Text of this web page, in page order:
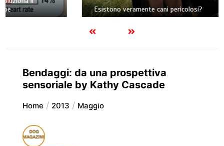
Esistono veramente cani pericolosi?
Bendaggi: da una prospettiva
sensoriale by Kathy Cascade
Home 2013 Maggio